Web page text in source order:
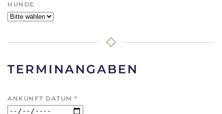
HUNDE
TERMINANGABEN
ANKUNFT DATUM *